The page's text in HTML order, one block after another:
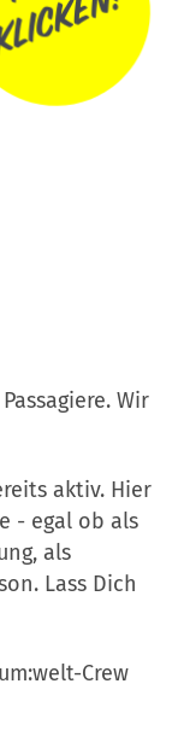
Wir
aktiv. Hier
- egal ob als
als
Lass Dich
Crew